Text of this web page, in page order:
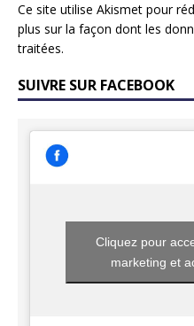
Ce site utilise Akismet pour
plus sur la façon dont les
traitées.
SUIVRE SUR FACEBOOK
Cliquez pour
marketing et